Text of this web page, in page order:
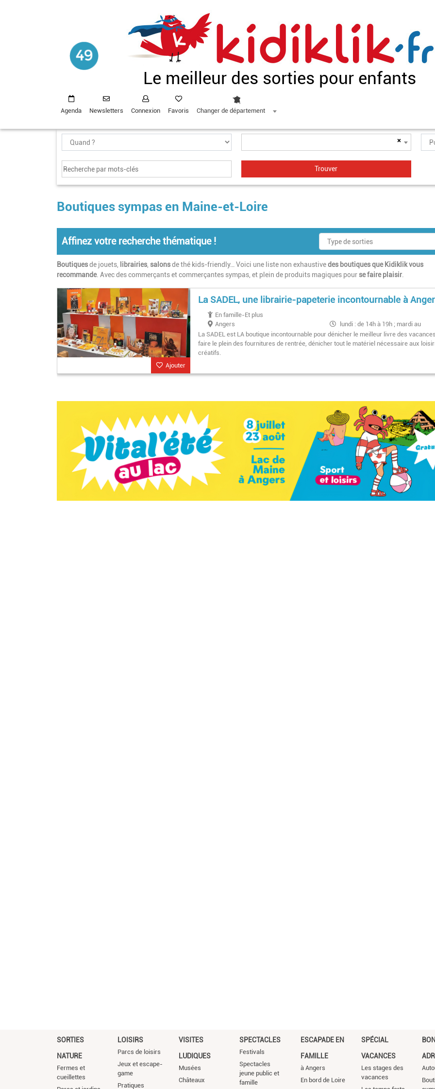
Le meilleur des sorties pour enfants
Agenda Newsletters Connexion Favoris Changer de département
×
Boutiques sympas en Maine-et-Loire
Affinez votre recherche thématique !
Boutiquesde jouets, librairies salonsde thé kids-friendly… Voici une liste non exhaustivedes boutiques que Kidiklik vous
recommande. Avec des commerçants et commerçantes sympas, et plein de produits magiques pourse faire plaisir
Ajouter
La SADEL, une librairie-papeterie incontournable à
En famille-Et plus
Angers
lundi : de 14h à 19h ; mardi au
samedi : de 9h30 à 19h
La SADEL est LA boutique incontournable pour dénicher le meilleur livre des
faire le plein des fournitures de rentrée, dénicher tout le matériel nécessaire aux
créatifs.
SORTIES
NATURE
Fermes et
cueillettes
LOISIRS
Parcs de loisirs
Jeux et escape-
game
Pratiques
VISITES
LUDIQUES
Musées
Châteaux
SPECTACLES
Festivals
Spectacles
jeune public et
famille
ESCAPADE EN
FAMILLE
à Angers
En bord de Loire
SPÉCIAL
VACANCES
Les stages des
vacances